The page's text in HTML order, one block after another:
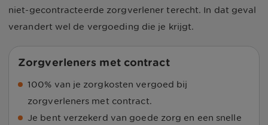
niet-gecontracteerde zorgverlener terecht. In dat geval
verandert wel de vergoeding die je krijgt.
Zorgverleners met contract
100% van je zorgkosten vergoed bij
zorgverleners met contract.
Je bent verzekerd van goede zorg en een snelle